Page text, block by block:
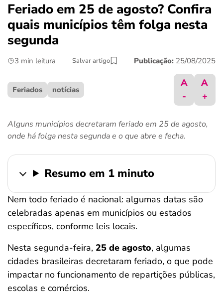
crédito fácil
últimas notícias
Feriado em 25 de agosto? Confira
quais municípios têm folga nesta
segunda
3 min leitura Salvar artigo Publicação: 25/08/2025
Feriados notícias
A
-
A
+
Alguns municípios decretaram feriado em 25 de agosto,
onde há folga nesta segunda e o que abre e fecha.
Resumo em 1 minuto
Nem todo feriado é nacional: algumas datas são
celebradas apenas em municípios ou estados
específicos, conforme leis locais.
Nesta segunda-feira, 25 de agosto, algumas
cidades brasileiras decretaram feriado, o que pode
impactar no funcionamento de repartições públicas,
escolas e comércios.